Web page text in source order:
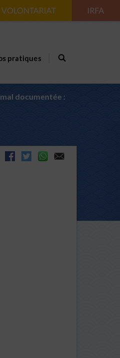
VOLONTARIAT IRFA
pratiques
documentée :